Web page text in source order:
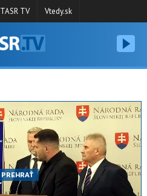
TASR TV Vtedy.sk
PREHRAŤ